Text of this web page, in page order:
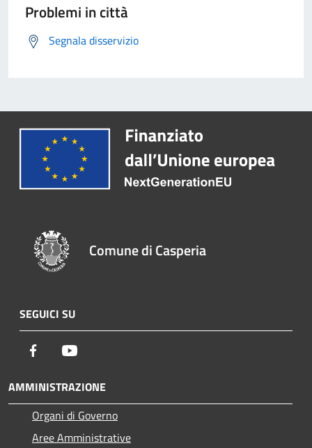
Problemi in città
Segnala disservizio
Comune di Casperia
SEGUICI SU
Facebook
AMMINISTRAZIONE
Organi di Governo
Aree Amministrative